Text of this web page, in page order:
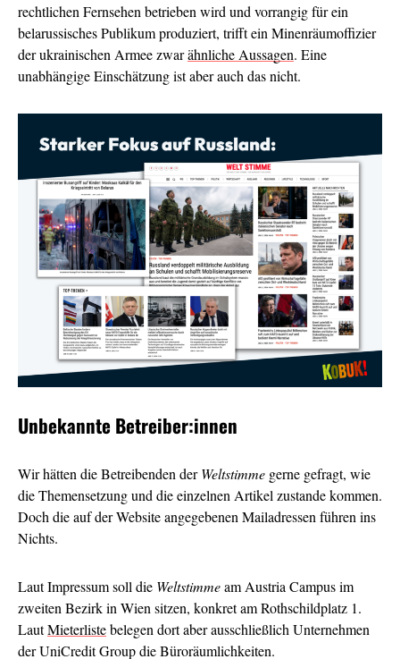
rechtlichen Fernsehen betrieben wird und vorrangig für ein
belarussisches Publikum produziert, trifft ein Minenräumoffizier
der ukrainischen Armee zwarähnliche Aussagen. Eine
unabhängige Einschätzung ist aber auch das nicht.
Unbekannte Betreiber:innen
Wir hätten die Betreibenden derWeltstimme gerne gefragt, wie
die Themensetzung und die einzelnen Artikel zustande kommen.
Doch die auf der Website angegebenen Mailadressen führen ins
Nichts.
Laut Impressum soll die Weltstimmeam Austria Campus im
zweiten Bezirk in Wien sitzen, konkret am Rothschildplatz 1.
LautMieterlistebelegen dort aber ausschließlich Unternehmen
der UniCredit Group die Büroräumlichkeiten.